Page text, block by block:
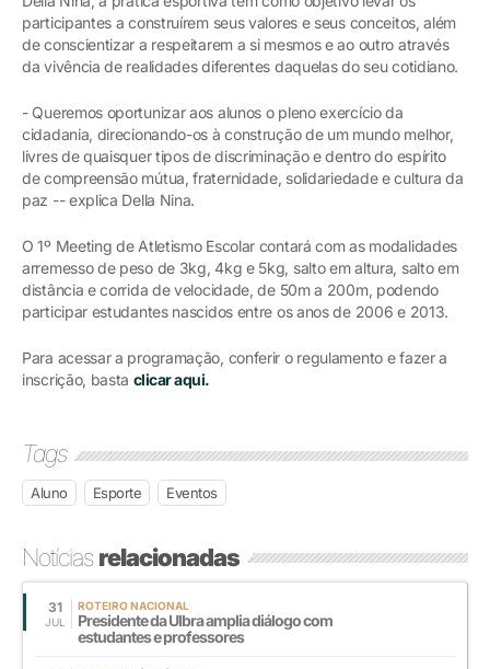
participantes a construírem seus valores e seus conceitos, além
de conscientizar a respeitarem a si mesmos e ao outro através
da vivência de realidades diferentes daquelas do seu cotidiano.
- Queremos oportunizar aos alunos o pleno exercício da
cidadania, direcionando-os à construção de um mundo melhor,
livres de quaisquer tipos de discriminação e dentro do espírito
de compreensão mútua, fraternidade, solidariedade e cultura da
paz -- explica Della Nina.
O 1º Meeting de Atletismo Escolar contará com as modalidades
arremesso de peso de 3kg, 4kg e 5kg, salto em altura, salto em
distância e corrida de velocidade, de 50m a 200m, podendo
participar estudantes nascidos entre os anos de 2006 e 2013.
Para acessar a programação, conferir o regulamento e fazer a
inscrição, basta clicar aqui.
Tags
Aluno Esporte Eventos
Notíciasrelacionadas
31
JUL
ROTEIRO NACIONAL
Presidente da Ulbra amplia diálogo com
estudantes e professores